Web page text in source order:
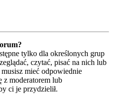
tylko dla określonych grup
czytać, pisać na nich lub
mieć odpowiednie
z moderatorem lub
ci je przydzielił.